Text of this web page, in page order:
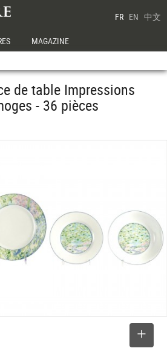
FR EN 中文
MAGAZINE
de table Impressions
- 36 pièces